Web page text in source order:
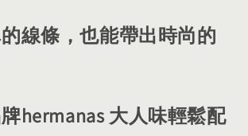
線條，也能帶出時尚的
​hermanas 大人味輕鬆配